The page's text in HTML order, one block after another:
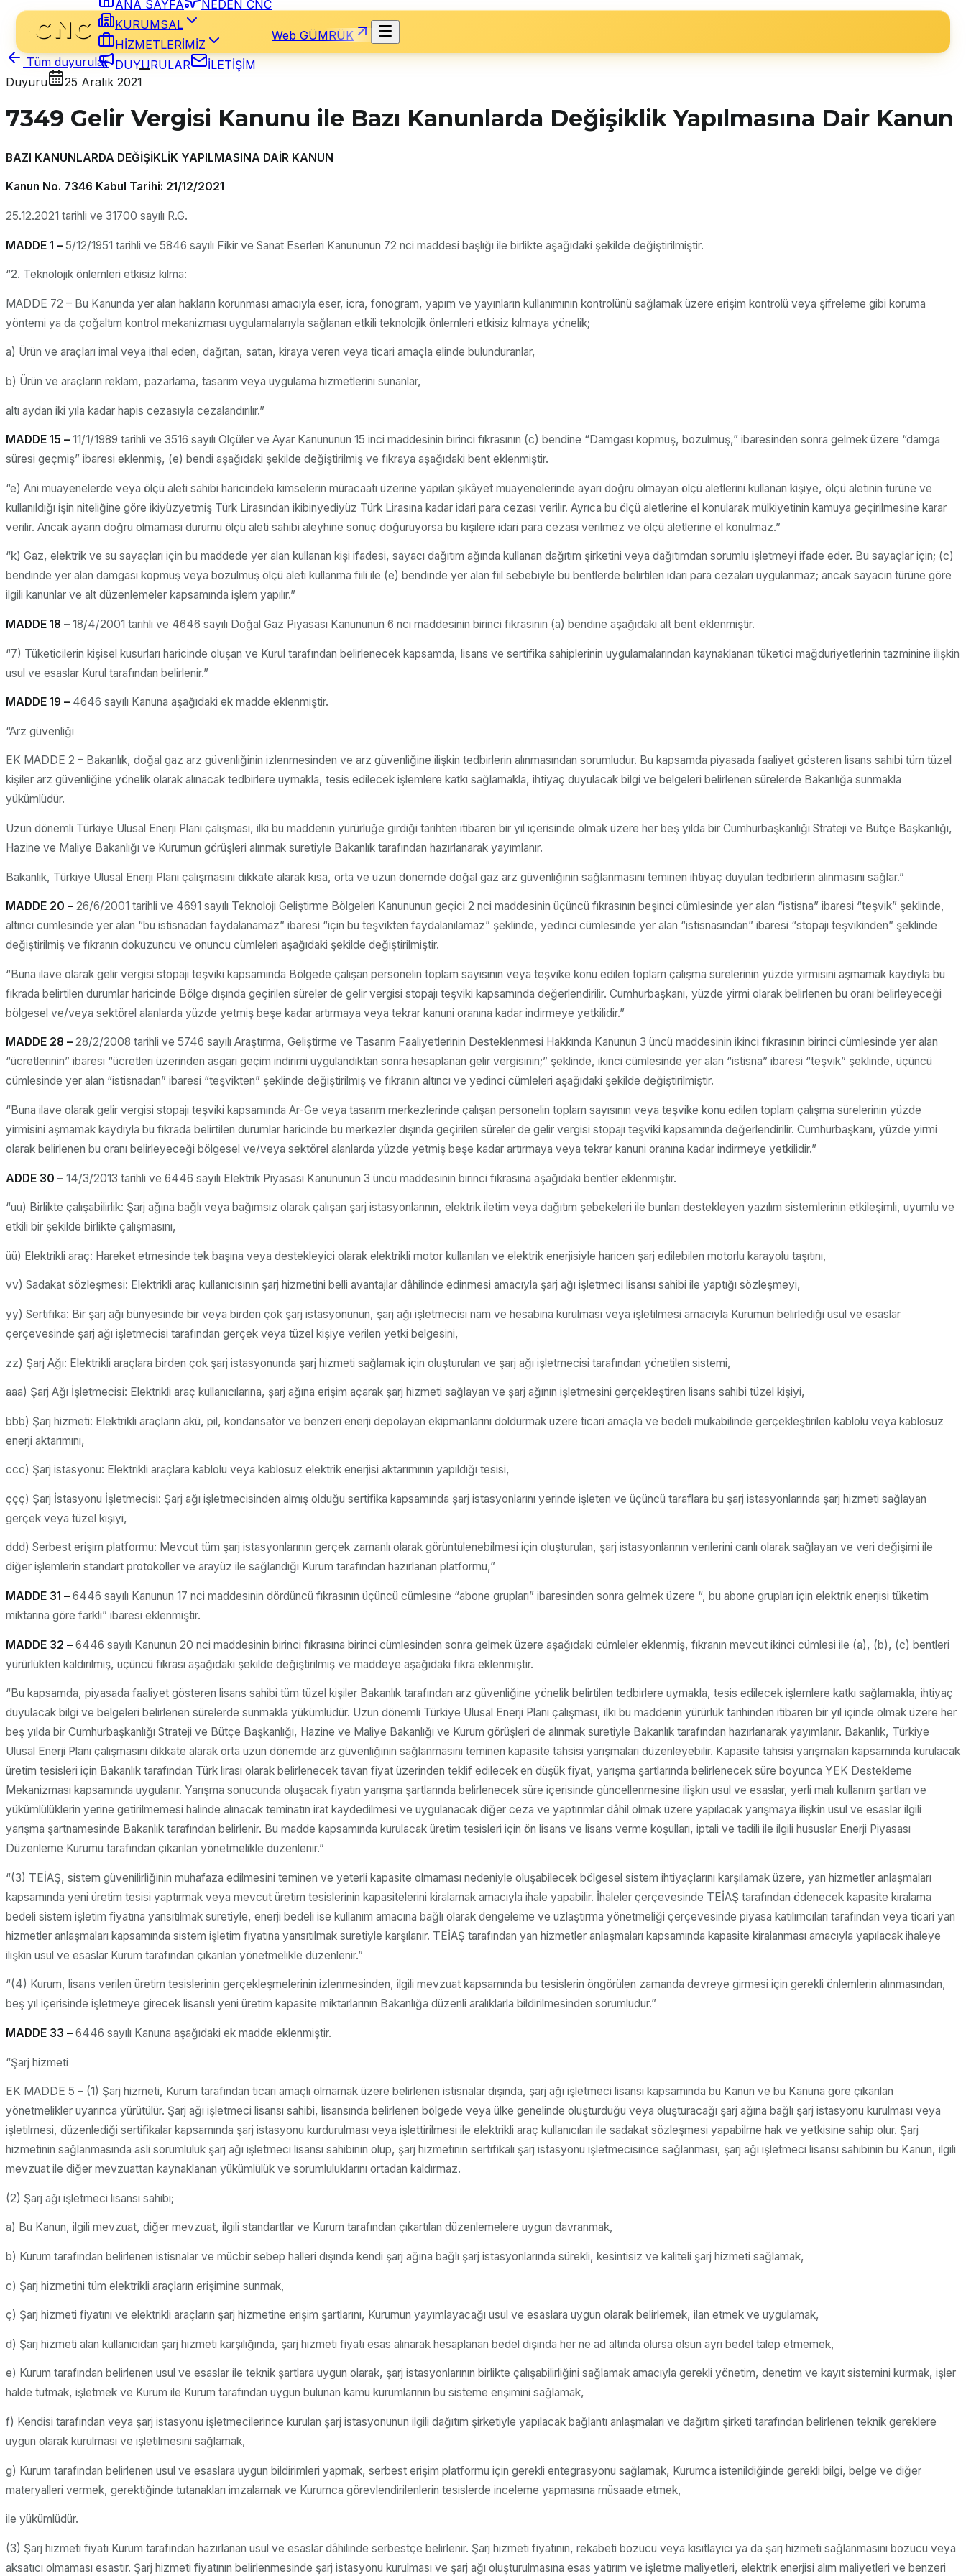
ANA SAYFA
NEDEN CNC
KURUMSAL
HİZMETLERİMİZ
DUYURULAR
İLETİŞİM
Web GÜMRÜK
Tüm duyurular
Duyuru
25 Aralık 2021
7349 Gelir Vergisi Kanunu ile Bazı Kanunlarda Değişiklik Yapılmasına Dair Kanun
BAZI KANUNLARDA DEĞİŞİKLİK YAPILMASINA DAİR KANUN
Kanun No. 7346 Kabul Tarihi: 21/12/2021
25.12.2021 tarihli ve 31700 sayılı R.G.
MADDE 1 – 5/12/1951 tarihli ve 5846 sayılı Fikir ve Sanat Eserleri Kanununun 72 nci maddesi başlığı ile birlikte aşağıdaki şekilde değiştirilmiştir.
“2. Teknolojik önlemleri etkisiz kılma:
MADDE 72 – Bu Kanunda yer alan hakların korunması amacıyla eser, icra, fonogram, yapım ve yayınların kullanımının kontrolünü sağlamak üzere erişim kontrolü veya şifreleme gibi koruma
yöntemi ya da çoğaltım kontrol mekanizması uygulamalarıyla sağlanan etkili teknolojik önlemleri etkisiz kılmaya yönelik;
a) Ürün ve araçları imal veya ithal eden, dağıtan, satan, kiraya veren veya ticari amaçla elinde bulunduranlar,
b) Ürün ve araçların reklam, pazarlama, tasarım veya uygulama hizmetlerini sunanlar,
altı aydan iki yıla kadar hapis cezasıyla cezalandırılır.”
MADDE 15 – 11/1/1989 tarihli ve 3516 sayılı Ölçüler ve Ayar Kanununun 15 inci maddesinin birinci fıkrasının (c) bendine “Damgası kopmuş, bozulmuş,” ibaresinden sonra gelmek üzere “damga
süresi geçmiş” ibaresi eklenmiş, (e) bendi aşağıdaki şekilde değiştirilmiş ve fıkraya aşağıdaki bent eklenmiştir.
“e) Ani muayenelerde veya ölçü aleti sahibi haricindeki kimselerin müracaatı üzerine yapılan şikâyet muayenelerinde ayarı doğru olmayan ölçü aletlerini kullanan kişiye, ölçü aletinin türüne ve
kullanıldığı işin niteliğine göre ikiyüzyetmiş Türk Lirasından ikibinyediyüz Türk Lirasına kadar idari para cezası verilir. Ayrıca bu ölçü aletlerine el konularak mülkiyetinin kamuya geçirilmesine karar
verilir. Ancak ayarın doğru olmaması durumu ölçü aleti sahibi aleyhine sonuç doğuruyorsa bu kişilere idari para cezası verilmez ve ölçü aletlerine el konulmaz.”
“k) Gaz, elektrik ve su sayaçları için bu maddede yer alan kullanan kişi ifadesi, sayacı dağıtım ağında kullanan dağıtım şirketini veya dağıtımdan sorumlu işletmeyi ifade eder. Bu sayaçlar için; (c)
bendinde yer alan damgası kopmuş veya bozulmuş ölçü aleti kullanma fiili ile (e) bendinde yer alan fiil sebebiyle bu bentlerde belirtilen idari para cezaları uygulanmaz; ancak sayacın türüne göre
ilgili kanunlar ve alt düzenlemeler kapsamında işlem yapılır.”
MADDE 18 – 18/4/2001 tarihli ve 4646 sayılı Doğal Gaz Piyasası Kanununun 6 ncı maddesinin birinci fıkrasının (a) bendine aşağıdaki alt bent eklenmiştir.
“7) Tüketicilerin kişisel kusurları haricinde oluşan ve Kurul tarafından belirlenecek kapsamda, lisans ve sertifika sahiplerinin uygulamalarından kaynaklanan tüketici mağduriyetlerinin tazminine ilişkin
usul ve esaslar Kurul tarafından belirlenir.”
MADDE 19 – 4646 sayılı Kanuna aşağıdaki ek madde eklenmiştir.
“Arz güvenliği
EK MADDE 2 – Bakanlık, doğal gaz arz güvenliğinin izlenmesinden ve arz güvenliğine ilişkin tedbirlerin alınmasından sorumludur. Bu kapsamda piyasada faaliyet gösteren lisans sahibi tüm tüzel
kişiler arz güvenliğine yönelik olarak alınacak tedbirlere uymakla, tesis edilecek işlemlere katkı sağlamakla, ihtiyaç duyulacak bilgi ve belgeleri belirlenen sürelerde Bakanlığa sunmakla
yükümlüdür.
Uzun dönemli Türkiye Ulusal Enerji Planı çalışması, ilki bu maddenin yürürlüğe girdiği tarihten itibaren bir yıl içerisinde olmak üzere her beş yılda bir Cumhurbaşkanlığı Strateji ve Bütçe Başkanlığı,
Hazine ve Maliye Bakanlığı ve Kurumun görüşleri alınmak suretiyle Bakanlık tarafından hazırlanarak yayımlanır.
Bakanlık, Türkiye Ulusal Enerji Planı çalışmasını dikkate alarak kısa, orta ve uzun dönemde doğal gaz arz güvenliğinin sağlanmasını teminen ihtiyaç duyulan tedbirlerin alınmasını sağlar.”
MADDE 20 – 26/6/2001 tarihli ve 4691 sayılı Teknoloji Geliştirme Bölgeleri Kanununun geçici 2 nci maddesinin üçüncü fıkrasının beşinci cümlesinde yer alan “istisna” ibaresi “teşvik” şeklinde,
altıncı cümlesinde yer alan “bu istisnadan faydalanamaz” ibaresi “için bu teşvikten faydalanılamaz” şeklinde, yedinci cümlesinde yer alan “istisnasından” ibaresi “stopajı teşvikinden” şeklinde
değiştirilmiş ve fıkranın dokuzuncu ve onuncu cümleleri aşağıdaki şekilde değiştirilmiştir.
“Buna ilave olarak gelir vergisi stopajı teşviki kapsamında Bölgede çalışan personelin toplam sayısının veya teşvike konu edilen toplam çalışma sürelerinin yüzde yirmisini aşmamak kaydıyla bu
fıkrada belirtilen durumlar haricinde Bölge dışında geçirilen süreler de gelir vergisi stopajı teşviki kapsamında değerlendirilir. Cumhurbaşkanı, yüzde yirmi olarak belirlenen bu oranı belirleyeceği
bölgesel ve/veya sektörel alanlarda yüzde yetmiş beşe kadar artırmaya veya tekrar kanuni oranına kadar indirmeye yetkilidir.”
MADDE 28 – 28/2/2008 tarihli ve 5746 sayılı Araştırma, Geliştirme ve Tasarım Faaliyetlerinin Desteklenmesi Hakkında Kanunun 3 üncü maddesinin ikinci fıkrasının birinci cümlesinde yer alan
“ücretlerinin” ibaresi “ücretleri üzerinden asgari geçim indirimi uygulandıktan sonra hesaplanan gelir vergisinin;” şeklinde, ikinci cümlesinde yer alan “istisna” ibaresi “teşvik” şeklinde, üçüncü
cümlesinde yer alan “istisnadan” ibaresi “teşvikten” şeklinde değiştirilmiş ve fıkranın altıncı ve yedinci cümleleri aşağıdaki şekilde değiştirilmiştir.
“Buna ilave olarak gelir vergisi stopajı teşviki kapsamında Ar-Ge veya tasarım merkezlerinde çalışan personelin toplam sayısının veya teşvike konu edilen toplam çalışma sürelerinin yüzde
yirmisini aşmamak kaydıyla bu fıkrada belirtilen durumlar haricinde bu merkezler dışında geçirilen süreler de gelir vergisi stopajı teşviki kapsamında değerlendirilir. Cumhurbaşkanı, yüzde yirmi
olarak belirlenen bu oranı belirleyeceği bölgesel ve/veya sektörel alanlarda yüzde yetmiş beşe kadar artırmaya veya tekrar kanuni oranına kadar indirmeye yetkilidir.”
ADDE 30 – 14/3/2013 tarihli ve 6446 sayılı Elektrik Piyasası Kanununun 3 üncü maddesinin birinci fıkrasına aşağıdaki bentler eklenmiştir.
“uu) Birlikte çalışabilirlik: Şarj ağına bağlı veya bağımsız olarak çalışan şarj istasyonlarının, elektrik iletim veya dağıtım şebekeleri ile bunları destekleyen yazılım sistemlerinin etkileşimli, uyumlu ve
etkili bir şekilde birlikte çalışmasını,
üü) Elektrikli araç: Hareket etmesinde tek başına veya destekleyici olarak elektrikli motor kullanılan ve elektrik enerjisiyle haricen şarj edilebilen motorlu karayolu taşıtını,
vv) Sadakat sözleşmesi: Elektrikli araç kullanıcısının şarj hizmetini belli avantajlar dâhilinde edinmesi amacıyla şarj ağı işletmeci lisansı sahibi ile yaptığı sözleşmeyi,
yy) Sertifika: Bir şarj ağı bünyesinde bir veya birden çok şarj istasyonunun, şarj ağı işletmecisi nam ve hesabına kurulması veya işletilmesi amacıyla Kurumun belirlediği usul ve esaslar
çerçevesinde şarj ağı işletmecisi tarafından gerçek veya tüzel kişiye verilen yetki belgesini,
zz) Şarj Ağı: Elektrikli araçlara birden çok şarj istasyonunda şarj hizmeti sağlamak için oluşturulan ve şarj ağı işletmecisi tarafından yönetilen sistemi,
aaa) Şarj Ağı İşletmecisi: Elektrikli araç kullanıcılarına, şarj ağına erişim açarak şarj hizmeti sağlayan ve şarj ağının işletmesini gerçekleştiren lisans sahibi tüzel kişiyi,
bbb) Şarj hizmeti: Elektrikli araçların akü, pil, kondansatör ve benzeri enerji depolayan ekipmanlarını doldurmak üzere ticari amaçla ve bedeli mukabilinde gerçekleştirilen kablolu veya kablosuz
enerji aktarımını,
ccc) Şarj istasyonu: Elektrikli araçlara kablolu veya kablosuz elektrik enerjisi aktarımının yapıldığı tesisi,
ççç) Şarj İstasyonu İşletmecisi: Şarj ağı işletmecisinden almış olduğu sertifika kapsamında şarj istasyonlarını yerinde işleten ve üçüncü taraflara bu şarj istasyonlarında şarj hizmeti sağlayan
gerçek veya tüzel kişiyi,
ddd) Serbest erişim platformu: Mevcut tüm şarj istasyonlarının gerçek zamanlı olarak görüntülenebilmesi için oluşturulan, şarj istasyonlarının verilerini canlı olarak sağlayan ve veri değişimi ile
diğer işlemlerin standart protokoller ve arayüz ile sağlandığı Kurum tarafından hazırlanan platformu,”
MADDE 31 – 6446 sayılı Kanunun 17 nci maddesinin dördüncü fıkrasının üçüncü cümlesine “abone grupları” ibaresinden sonra gelmek üzere “, bu abone grupları için elektrik enerjisi tüketim
miktarına göre farklı” ibaresi eklenmiştir.
MADDE 32 – 6446 sayılı Kanunun 20 nci maddesinin birinci fıkrasına birinci cümlesinden sonra gelmek üzere aşağıdaki cümleler eklenmiş, fıkranın mevcut ikinci cümlesi ile (a), (b), (c) bentleri
yürürlükten kaldırılmış, üçüncü fıkrası aşağıdaki şekilde değiştirilmiş ve maddeye aşağıdaki fıkra eklenmiştir.
“Bu kapsamda, piyasada faaliyet gösteren lisans sahibi tüm tüzel kişiler Bakanlık tarafından arz güvenliğine yönelik belirtilen tedbirlere uymakla, tesis edilecek işlemlere katkı sağlamakla, ihtiyaç
duyulacak bilgi ve belgeleri belirlenen sürelerde sunmakla yükümlüdür. Uzun dönemli Türkiye Ulusal Enerji Planı çalışması, ilki bu maddenin yürürlük tarihinden itibaren bir yıl içinde olmak üzere her
beş yılda bir Cumhurbaşkanlığı Strateji ve Bütçe Başkanlığı, Hazine ve Maliye Bakanlığı ve Kurum görüşleri de alınmak suretiyle Bakanlık tarafından hazırlanarak yayımlanır. Bakanlık, Türkiye
Ulusal Enerji Planı çalışmasını dikkate alarak orta uzun dönemde arz güvenliğinin sağlanmasını teminen kapasite tahsisi yarışmaları düzenleyebilir. Kapasite tahsisi yarışmaları kapsamında kurulacak
üretim tesisleri için Bakanlık tarafından Türk lirası olarak belirlenecek tavan fiyat üzerinden teklif edilecek en düşük fiyat, yarışma şartlarında belirlenecek süre boyunca YEK Destekleme
Mekanizması kapsamında uygulanır. Yarışma sonucunda oluşacak fiyatın yarışma şartlarında belirlenecek süre içerisinde güncellenmesine ilişkin usul ve esaslar, yerli malı kullanım şartları ve
yükümlülüklerin yerine getirilmemesi halinde alınacak teminatın irat kaydedilmesi ve uygulanacak diğer ceza ve yaptırımlar dâhil olmak üzere yapılacak yarışmaya ilişkin usul ve esaslar ilgili
yarışma şartnamesinde Bakanlık tarafından belirlenir. Bu madde kapsamında kurulacak üretim tesisleri için ön lisans ve lisans verme koşulları, iptali ve tadili ile ilgili hususlar Enerji Piyasası
Düzenleme Kurumu tarafından çıkarılan yönetmelikle düzenlenir.”
“(3) TEİAŞ, sistem güvenilirliğinin muhafaza edilmesini teminen ve yeterli kapasite olmaması nedeniyle oluşabilecek bölgesel sistem ihtiyaçlarını karşılamak üzere, yan hizmetler anlaşmaları
kapsamında yeni üretim tesisi yaptırmak veya mevcut üretim tesislerinin kapasitelerini kiralamak amacıyla ihale yapabilir. İhaleler çerçevesinde TEİAŞ tarafından ödenecek kapasite kiralama
bedeli sistem işletim fiyatına yansıtılmak suretiyle, enerji bedeli ise kullanım amacına bağlı olarak dengeleme ve uzlaştırma yönetmeliği çerçevesinde piyasa katılımcıları tarafından veya ticari yan
hizmetler anlaşmaları kapsamında sistem işletim fiyatına yansıtılmak suretiyle karşılanır. TEİAŞ tarafından yan hizmetler anlaşmaları kapsamında kapasite kiralanması amacıyla yapılacak ihaleye
ilişkin usul ve esaslar Kurum tarafından çıkarılan yönetmelikle düzenlenir.”
“(4) Kurum, lisans verilen üretim tesislerinin gerçekleşmelerinin izlenmesinden, ilgili mevzuat kapsamında bu tesislerin öngörülen zamanda devreye girmesi için gerekli önlemlerin alınmasından,
beş yıl içerisinde işletmeye girecek lisanslı yeni üretim kapasite miktarlarının Bakanlığa düzenli aralıklarla bildirilmesinden sorumludur.”
MADDE 33 – 6446 sayılı Kanuna aşağıdaki ek madde eklenmiştir.
“Şarj hizmeti
EK MADDE 5 – (1) Şarj hizmeti, Kurum tarafından ticari amaçlı olmamak üzere belirlenen istisnalar dışında, şarj ağı işletmeci lisansı kapsamında bu Kanun ve bu Kanuna göre çıkarılan
yönetmelikler uyarınca yürütülür. Şarj ağı işletmeci lisansı sahibi, lisansında belirlenen bölgede veya ülke genelinde oluşturduğu veya oluşturacağı şarj ağına bağlı şarj istasyonu kurulması veya
işletilmesi, düzenlediği sertifikalar kapsamında şarj istasyonu kurdurulması veya işlettirilmesi ile elektrikli araç kullanıcıları ile sadakat sözleşmesi yapabilme hak ve yetkisine sahip olur. Şarj
hizmetinin sağlanmasında asli sorumluluk şarj ağı işletmeci lisansı sahibinin olup, şarj hizmetinin sertifikalı şarj istasyonu işletmecisince sağlanması, şarj ağı işletmeci lisansı sahibinin bu Kanun, ilgili
mevzuat ile diğer mevzuattan kaynaklanan yükümlülük ve sorumluluklarını ortadan kaldırmaz.
(2) Şarj ağı işletmeci lisansı sahibi;
a) Bu Kanun, ilgili mevzuat, diğer mevzuat, ilgili standartlar ve Kurum tarafından çıkartılan düzenlemelere uygun davranmak,
b) Kurum tarafından belirlenen istisnalar ve mücbir sebep halleri dışında kendi şarj ağına bağlı şarj istasyonlarında sürekli, kesintisiz ve kaliteli şarj hizmeti sağlamak,
c) Şarj hizmetini tüm elektrikli araçların erişimine sunmak,
ç) Şarj hizmeti fiyatını ve elektrikli araçların şarj hizmetine erişim şartlarını, Kurumun yayımlayacağı usul ve esaslara uygun olarak belirlemek, ilan etmek ve uygulamak,
d) Şarj hizmeti alan kullanıcıdan şarj hizmeti karşılığında, şarj hizmeti fiyatı esas alınarak hesaplanan bedel dışında her ne ad altında olursa olsun ayrı bedel talep etmemek,
e) Kurum tarafından belirlenen usul ve esaslar ile teknik şartlara uygun olarak, şarj istasyonlarının birlikte çalışabilirliğini sağlamak amacıyla gerekli yönetim, denetim ve kayıt sistemini kurmak, işler
halde tutmak, işletmek ve Kurum ile Kurum tarafından uygun bulunan kamu kurumlarının bu sisteme erişimini sağlamak,
f) Kendisi tarafından veya şarj istasyonu işletmecilerince kurulan şarj istasyonunun ilgili dağıtım şirketiyle yapılacak bağlantı anlaşmaları ve dağıtım şirketi tarafından belirlenen teknik gereklere
uygun olarak kurulması ve işletilmesini sağlamak,
g) Kurum tarafından belirlenen usul ve esaslara uygun bildirimleri yapmak, serbest erişim platformu için gerekli entegrasyonu sağlamak, Kurumca istenildiğinde gerekli bilgi, belge ve diğer
materyalleri vermek, gerektiğinde tutanakları imzalamak ve Kurumca görevlendirilenlerin tesislerde inceleme yapmasına müsaade etmek,
ile yükümlüdür.
(3) Şarj hizmeti fiyatı Kurum tarafından hazırlanan usul ve esaslar dâhilinde serbestçe belirlenir. Şarj hizmeti fiyatının, rekabeti bozucu veya kısıtlayıcı ya da şarj hizmeti sağlanmasını bozucu veya
aksatıcı olmaması esastır. Şarj hizmeti fiyatının belirlenmesinde şarj istasyonu kurulması ve şarj ağı oluşturulmasına esas yatırım ve işletme maliyetleri, elektrik enerjisi alım maliyetleri ve benzeri